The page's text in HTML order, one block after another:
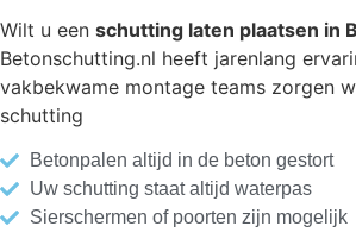
Wilt u een schutting laten plaatsen in
Betonschutting.nl heeft jarenlang
vakbekwame montage teams zorgen
schutting
Betonpalen altijd in de beton gestort
Uw schutting staat altijd waterpas
Sierschermen of poorten zijn mogelijk